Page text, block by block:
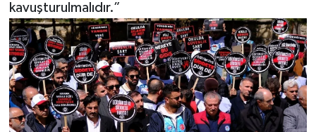
kavuşturulmalıdır.”